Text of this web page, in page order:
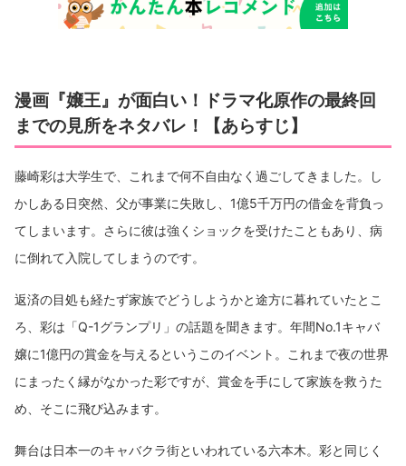
漫画『嬢王』が面白い！ドラマ化原作の最終回
までの見所をネタバレ！【あらすじ】
藤崎彩は大学生で、これまで何不自由なく過ごしてきました。し
かしある日突然、父が事業に失敗し、1億5千万円の借金を背負っ
てしまいます。さらに彼は強くショックを受けたこともあり、病
に倒れて入院してしまうのです。
返済の目処も経たず家族でどうしようかと途方に暮れていたとこ
ろ、彩は「Q-1グランプリ」の話題を聞きます。年間No.1キャバ
嬢に1億円の賞金を与えるというこのイベント。これまで夜の世界
にまったく縁がなかった彩ですが、賞金を手にして家族を救うた
め、そこに飛び込みます。
舞台は日本一のキャバクラ街といわれている六本木。彩と同じく